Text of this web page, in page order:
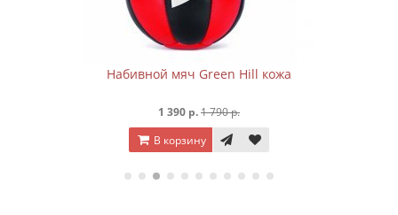
Набивной мяч Green Hill кожа
1 390 р.1 790 р.
В корзину